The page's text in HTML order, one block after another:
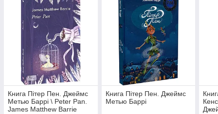
Книга Пітер Пен. Джеймс
Метью Баррі \ Peter Pan.
James Matthew Barrie
Книга Пітер Пен. Джеймс
Метью Баррі